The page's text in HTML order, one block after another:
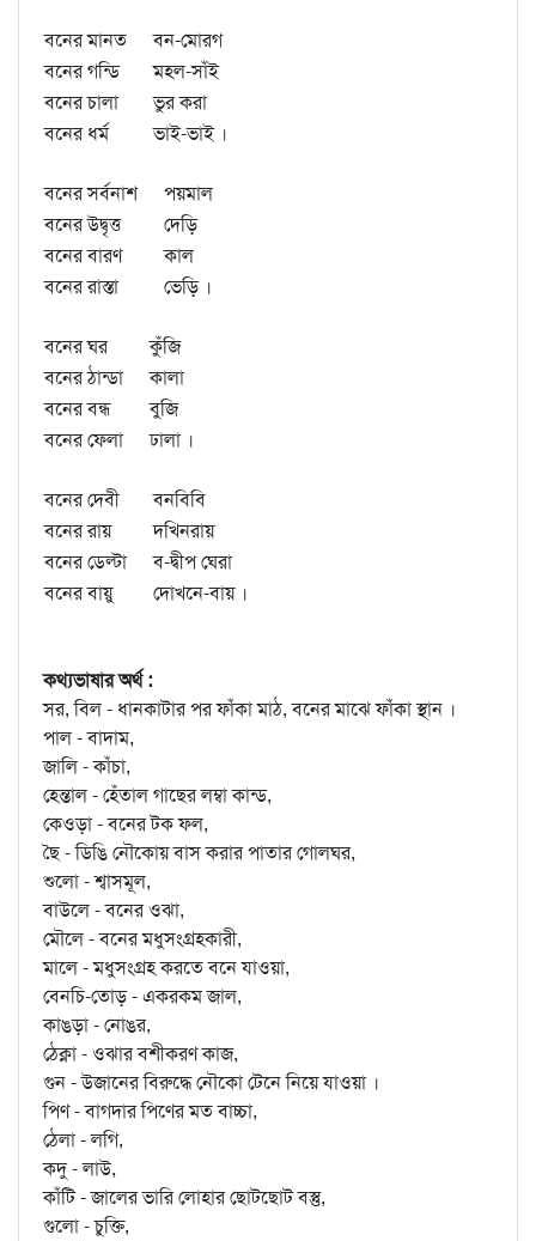
বনের মানত বন-মোরগ
বনের গন্ডি
মহল-সাঁই
বনের চালা
ভুর করা
বনের ধর্ম
ভাই-ভাই ।
বনের সর্বনাশ পয়মাল
বনের উদ্বৃত্ত
দেড়ি
বনের বারণ
কাল
বনের রাস্তা
ভেড়ি ।
বনের ঘর
কুঁজি
বনের ঠান্ডা কালা
বনের বন্ধ
বুজি
বনের ফেলা ঢালা ।
বনের দেবী
বনবিবি
বনের রায়
দখিনরায়
বনের ডেল্টা ব-দ্বীপ ঘেরা
বনের বায়ু
দোখনে-বায় ।
কথ্যভাষার অর্থ :
সর, বিল - ধানকাটার পর ফাঁকা মাঠ, বনের মাঝে ফাঁকা স্থান ।
পাল - বাদাম,
জালি - কাঁচা,
হেন্তাল - হেঁতাল গাছের লম্বা কান্ড,
কেওড়া - বনের টক ফল,
ছৈ - ডিঙি নৌকোয় বাস করার পাতার গোলঘর,
শুলো - শ্বাসমূল,
বাউলে - বনের ওঝা,
মৌলে - বনের মধুসংগ্রহকারী,
মালে - মধুসংগ্রহ করতে বনে যাওয়া,
বেনচি-তোড় - একরকম জাল,
কাঙড়া - নোঙর,
ঠেক্না - ওঝার বশীকরণ কাজ,
গুন - উজানের বিরুদ্ধে নৌকো টেনে নিয়ে যাওয়া ।
পিণ - বাগদার পিণের মত বাচ্চা,
ঠেলা - লগি,
কদু - লাউ,
কাঁটি - জালের ভারি লোহার ছোটছোট বস্তু,
গুলো - চুক্তি,